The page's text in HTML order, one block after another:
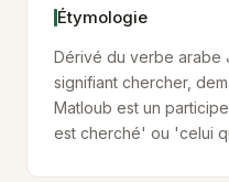
Étymologie
Dérivé du verbe arabe طَلَبَ (ṭalaba, racine ط-ل-ب)
signifiant chercher,
Matloub est un
est cherché' ou 'celui